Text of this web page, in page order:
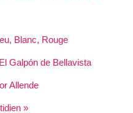
Blanc, Rouge
Galpón de Bellavista
Allende
»